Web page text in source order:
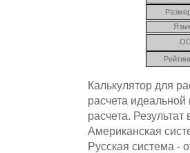
Калькулятор для
расчета
расчета.
Американская
Русская система -